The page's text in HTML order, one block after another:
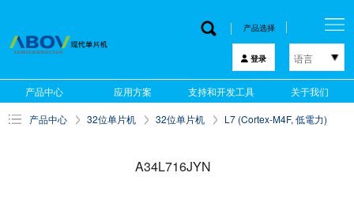
产品选择
登录 语言
한국어
English
中文
产品中心 应用方案 支持和开发工具 关于我们
产品中心 32位单片机 32位单片机 L7 (Cortex-M4F, 低電力)
A34L716JYN